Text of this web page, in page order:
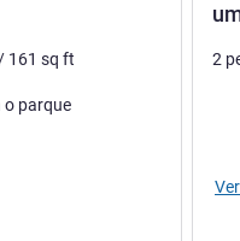
161 sq ft
para o parque
2